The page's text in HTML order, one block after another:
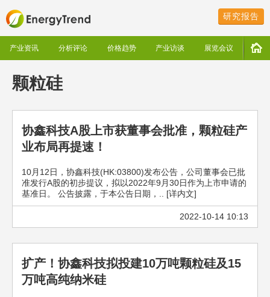
研究报告
产业资讯 分析评论 价格趋势 产业访谈 展览会议
颗粒硅
协鑫科技A股上市获董事会批准，颗粒硅产
业布局再提速！
10月12日，协鑫科技(HK:03800)发布公告，公司董事会已批
准发行A股的初步提议，拟以2022年9月30日作为上市申请的
基准日。 公告披露，于本公告日期，.. [详内文]
2022-10-14 10:13
扩产！协鑫科技拟投建10万吨颗粒硅及15
万吨高纯纳米硅